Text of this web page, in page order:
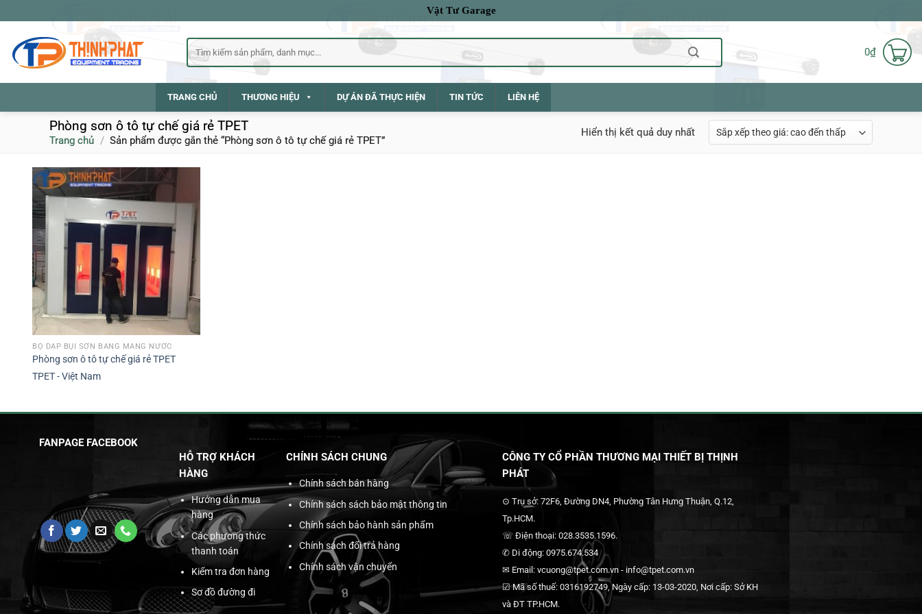
qua
dung
Vật Tư Garage
Tìm
kiếm:
0₫
TRANG CHỦ THƯƠNG HIỆU DỰ ÁN ĐÃ THỰC HIỆN TIN TỨC LIÊN HỆ
Phòng sơn ô tô tự chế giá rẻ TPET
Trang chủ / Sản phẩm được gắn thẻ “Phòng sơn ô tô tự chế giá rẻ TPET”
Hiển thị kết quả duy nhất
BỘ DẬP BỤI SƠN BẰNG MÀNG NƯỚC
Phòng sơn ô tô tự chế giá rẻ TPET
TPET - Việt Nam
FANPAGE FACEBOOK
HỖ TRỢ KHÁCH
HÀNG
Hướng dẫn mua
hàng
Các phương thức
thanh toán
Kiểm tra đơn hàng
Sơ đồ đường đi
CHÍNH SÁCH CHUNG
Chính sách bán hàng
Chính sách sách bảo mật thông tin
Chính sách bảo hành sản phẩm
Chính sách đổi trả hàng
Chính sách vận chuyển
CÔNG TY CỔ PHẦN THƯƠNG MẠI THIẾT BỊ THỊNH
PHÁT
⊙ Trụ sở: 72F6, Đường DN4, Phường Tân Hưng Thuận, Q.12,
Tp.HCM.
☏ Điện thoại: 028.3535.1596.
✆ Di động: 0975.674.534
✉ Email: vcuong@tpet.com.vn - info@tpet.com.vn
☑ Mã số thuế: 0316192749, Ngày cấp: 13-03-2020, Nơi cấp: Sở KH
và ĐT TP.HCM.